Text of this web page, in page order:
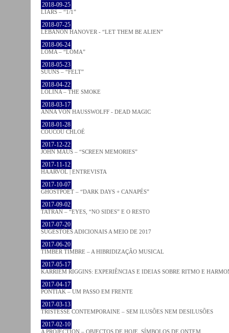
2018-09-25
LIARS – “1/1”
2018-07-25
LEBANON HANOVER - “LET THEM BE ALIEN”
2018-06-24
LOMA – “LOMA”
2018-05-23
SUUNS – “FELT”
2018-04-22
LOLINA – THE SMOKE
2018-03-17
ANNA VON HAUSSWOLFF - DEAD MAGIC
2018-01-28
COUCOU CHLOÉ
2017-12-22
JOHN MAUS – “SCREEN MEMORIES”
2017-11-12
HAARVÖL | ENTREVISTA
2017-10-07
GHOSTPOET – “DARK DAYS + CANAPÉS”
2017-09-02
TATRAN – “EYES, “NO SIDES” E O RESTO
2017-07-20
SUGESTÕES ADICIONAIS A MEIO DE 2017
2017-06-20
TIMBER TIMBRE – A HIBRIDIZAÇÃO MUSICAL
2017-05-17
KARRIEM RIGGINS: EXPERIÊNCIAS E IDEIAS SOBRE RITMO E
2017-04-17
PONTIAK – UM PASSO EM FRENTE
2017-03-13
TRISTESSE CONTEMPORAINE – SEM ILUSÕES NEM DESILUSÕES
2017-02-10
A PROJECTION – OBJECTOS DE HOJE, SÍMBOLOS DE ONTEM